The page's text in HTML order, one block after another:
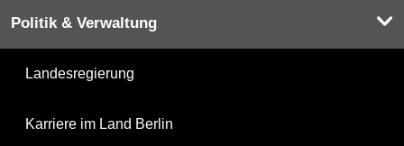
Politik & Verwaltung
Landesregierung
Karriere im Land Berlin